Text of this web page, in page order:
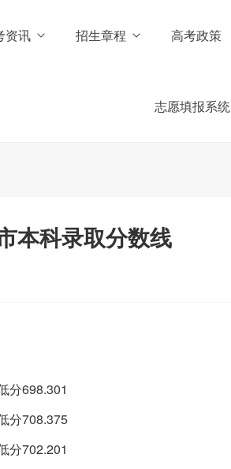
资讯 招生章程 高考政策
志愿填报系统
本科录取分数线
分698.301
分708.375
分702.201